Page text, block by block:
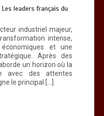
leaders français du
industriel majeur,
intense,
et une
Après des
un horizon où la
avec des attentes
le principal […]